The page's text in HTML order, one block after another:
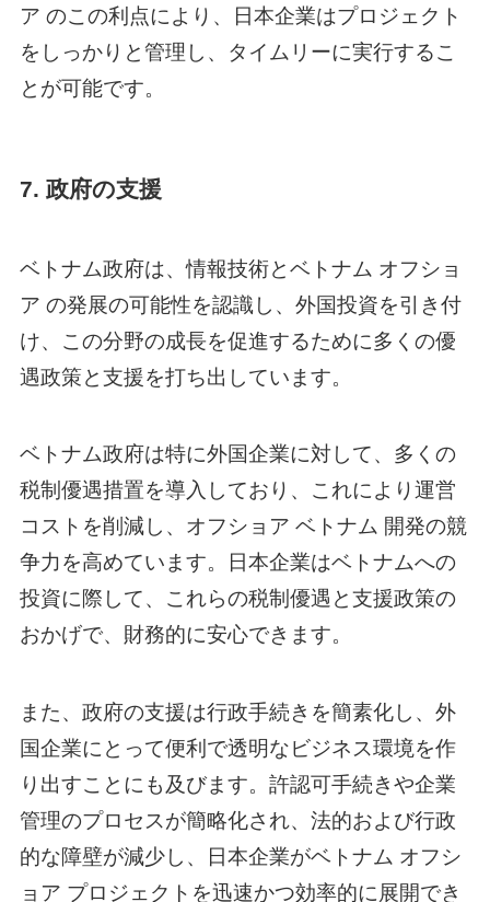
ア のこの利点により、日本企業はプロジェクト
をしっかりと管理し、タイムリーに実行するこ
とが可能です。
7. 政府の支援
ベトナム政府は、情報技術とベトナム オフショ
ア の発展の可能性を認識し、外国投資を引き付
け、この分野の成長を促進するために多くの優
遇政策と支援を打ち出しています。
ベトナム政府は特に外国企業に対して、多くの
税制優遇措置を導入しており、これにより運営
コストを削減し、 オフショア ベトナム 開発の競
争力を高めています。日本企業はベトナムへの
投資に際して、これらの税制優遇と支援政策の
おかげで、財務的に安心できます。
また、政府の支援は行政手続きを簡素化し、外
国企業にとって便利で透明なビジネス環境を作
り出すことにも及びます。許認可手続きや企業
管理のプロセスが簡略化され、法的および行政
的な障壁が減少し、日本企業がベトナム オフシ
ョア プロジェクトを迅速かつ効率的に展開でき